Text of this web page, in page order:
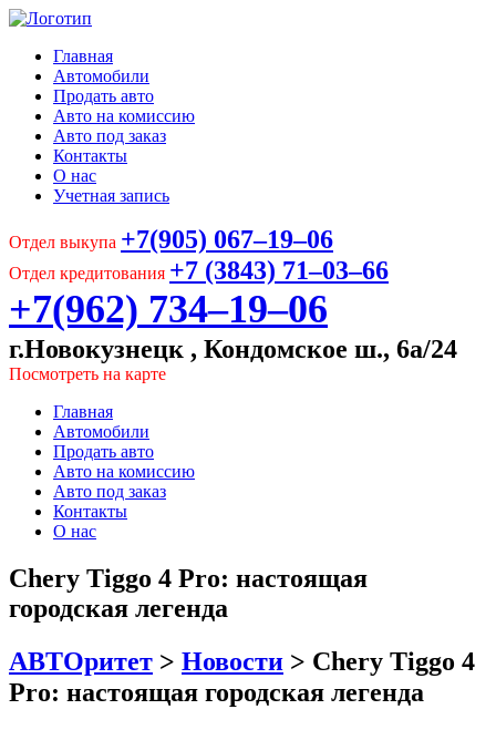
Главная
Автомобили
Продать авто
Авто на комиссию
Авто под заказ
Контакты
О нас
Учетная запись
Отдел выкупа +7(905) 067‒19‒06
Отдел кредитования +7 (3843) 71‒03‒66
+7(962) 734‒19‒06
г.Новокузнецк , Кондомское ш., 6а/24
Посмотреть на карте
Главная
Автомобили
Продать авто
Авто на комиссию
Авто под заказ
Контакты
О нас
Chery Tiggo 4 Pro: настоящая
городская легенда
АВТОритет > Новости > Chery Tiggo 4
Pro: настоящая городская легенда